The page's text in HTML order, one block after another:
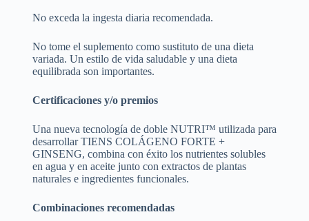
No exceda la ingesta diaria recomendada.
No tome el suplemento como sustituto de una dieta
variada. Un estilo de vida saludable y una dieta
equilibrada son importantes.
Certificaciones y/o premios
Una nueva tecnología de doble NUTRI™ utilizada para
desarrollar TIENS COLÁGENO FORTE +
GINSENG, combina con éxito los nutrientes solubles
en agua y en aceite junto con extractos de plantas
naturales e ingredientes funcionales.
Combinaciones recomendadas